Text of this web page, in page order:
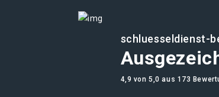
schluesseldienst-
4,9 von 5,0 aus 173